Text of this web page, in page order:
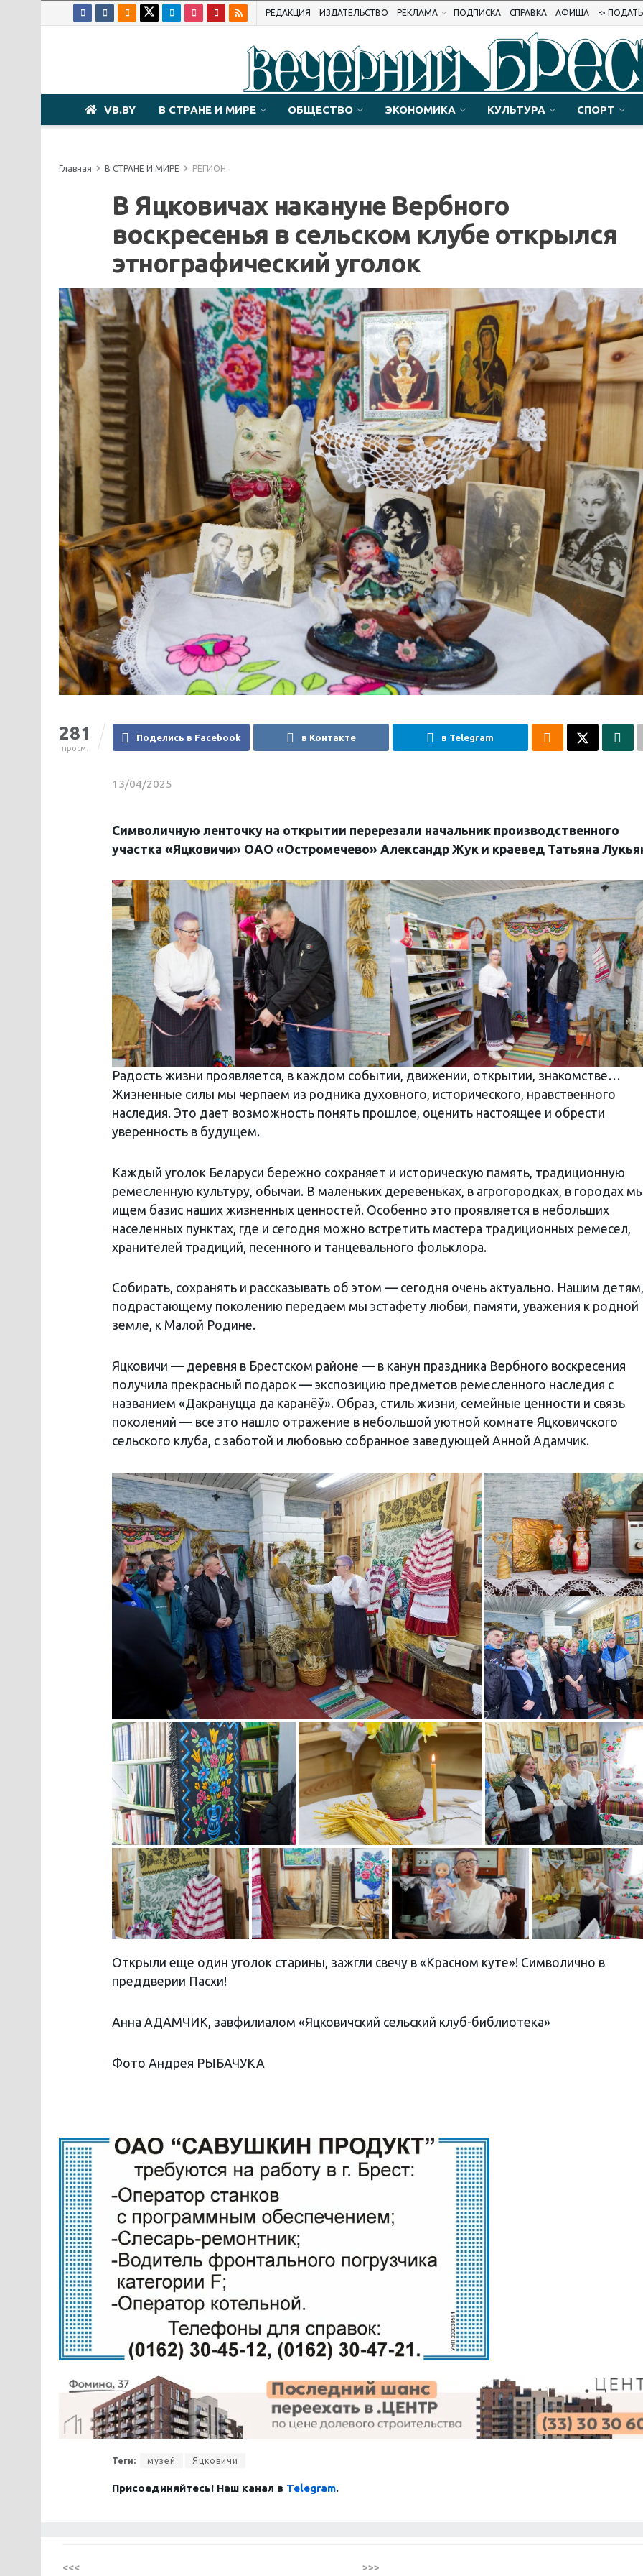
РЕДАКЦИЯ ИЗДАТЕЛЬСТВО РЕКЛАМА ПОДПИСКА СПРАВКА АФИША ->
VB.BY В СТРАНЕ И МИРЕ ОБЩЕСТВО ЭКОНОМИКА КУЛЬТУРА СПОРТ
Главная В СТРАНЕ И МИРЕ РЕГИОН
В Яцковичах накануне Вербного
воскресенья в сельском клубе открылся
этнографический уголок
281
просм.
Поделись в Facebook в Контакте в Telegram
13/04/2025
Символичную ленточку на открытии перерезали начальник производственного
участка «Яцковичи» ОАО «Остромечево» Александр Жук и краевед Татьяна
Радость жизни проявляется, в каждом событии, движении, открытии, знакомстве…
Жизненные силы мы черпаем из родника духовного, исторического, нравственного
наследия. Это дает возможность понять прошлое, оценить настоящее и обрести
уверенность в будущем.
Каждый уголок Беларуси бережно сохраняет и историческую память, традиционную
ремесленную культуру, обычаи. В маленьких деревеньках, в агрогородках, в городах
ищем базис наших жизненных ценностей. Особенно это проявляется в небольших
населенных пунктах, где и сегодня можно встретить мастера традиционных ремесел,
хранителей традиций, песенного и танцевального фольклора.
Собирать, сохранять и рассказывать об этом — сегодня очень актуально. Нашим детям,
подрастающему поколению передаем мы эстафету любви, памяти, уважения к родной
земле, к Малой Родине.
Яцковичи — деревня в Брестском районе — в канун праздника Вербного воскресения
получила прекрасный подарок — экспозицию предметов ремесленного наследия с
названием «Дакрануцца да каранёў». Образ, стиль жизни, семейные ценности и связь
поколений — все это нашло отражение в небольшой уютной комнате Яцковичского
сельского клуба, с заботой и любовью собранное заведующей Анной Адамчик.
Открыли еще один уголок старины, зажгли свечу в «Красном куте»! Символично в
преддверии Пасхи!
Анна АДАМЧИК, завфилиалом «Яцковичский сельский клуб-библиотека»
Фото Андрея РЫБАЧУКА
Теги: музей Яцковичи
Присоединяйтесь! Наш канал в Telegram.
<<< >>>